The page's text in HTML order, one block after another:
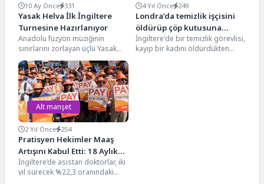
10 Ay Önce 331
Yasak Helva İlk İngiltere
Turnesine Hazırlanıyor
Anadolu füzyon müziğinin
sınırlarını zorlayan üçlü Yasak
Helva, Kasım 2025’te yeni
albümleri Atamba ile ilk...
4 Yıl Önce 249
Londra’da temizlik işçisini
öldürüp çöp kutusuna
attılar
İngiltere'de bir temizlik görevlisi,
kayıp bir kadını öldürdükten
Alt manşet
2 Yıl Önce 254
Pratisyen Hekimler Maaş
Artışını Kabul Etti: 18 Aylık
Grev Sona Erdi
İngiltere’de asistan doktorlar, iki
yıl sürecek %22,3 oranındaki